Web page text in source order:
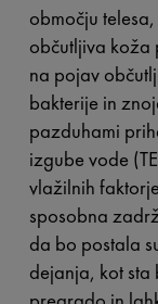
območju
občutljiva koža
na pojav
bakterije in
pazduhami
izgube vode
vlažilnih
sposobna
da bo postala
dejanja, kot